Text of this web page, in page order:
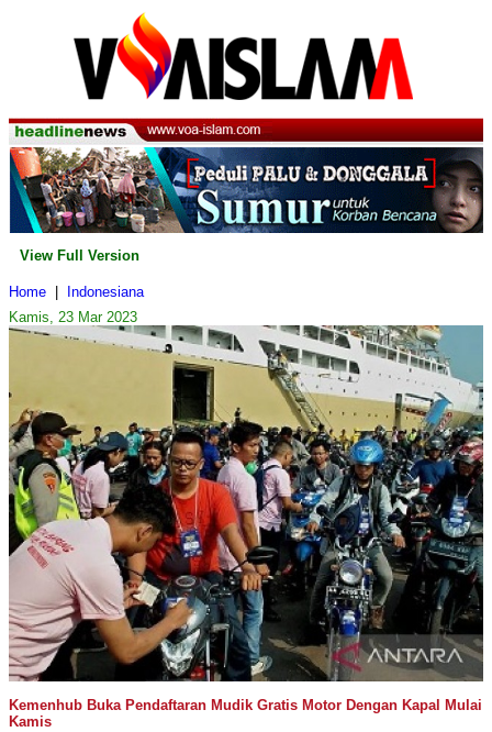
View Full Version
Home
Indonesiana
Kamis, 23 Mar 2023
Kemenhub Buka Pendaftaran Mudik Gratis Motor Dengan Kapal Mulai
Kamis